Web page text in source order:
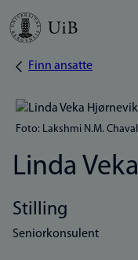
Hopp
Finn ansatte
Foto: Lakshmi N.M.
Linda
Stilling
Seniorkonsulent